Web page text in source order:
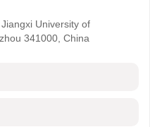
University of
341000, China